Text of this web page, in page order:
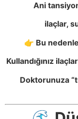
Ani
ilaçlar,
👉 Bu
Kullandığınız
Doktorunuza